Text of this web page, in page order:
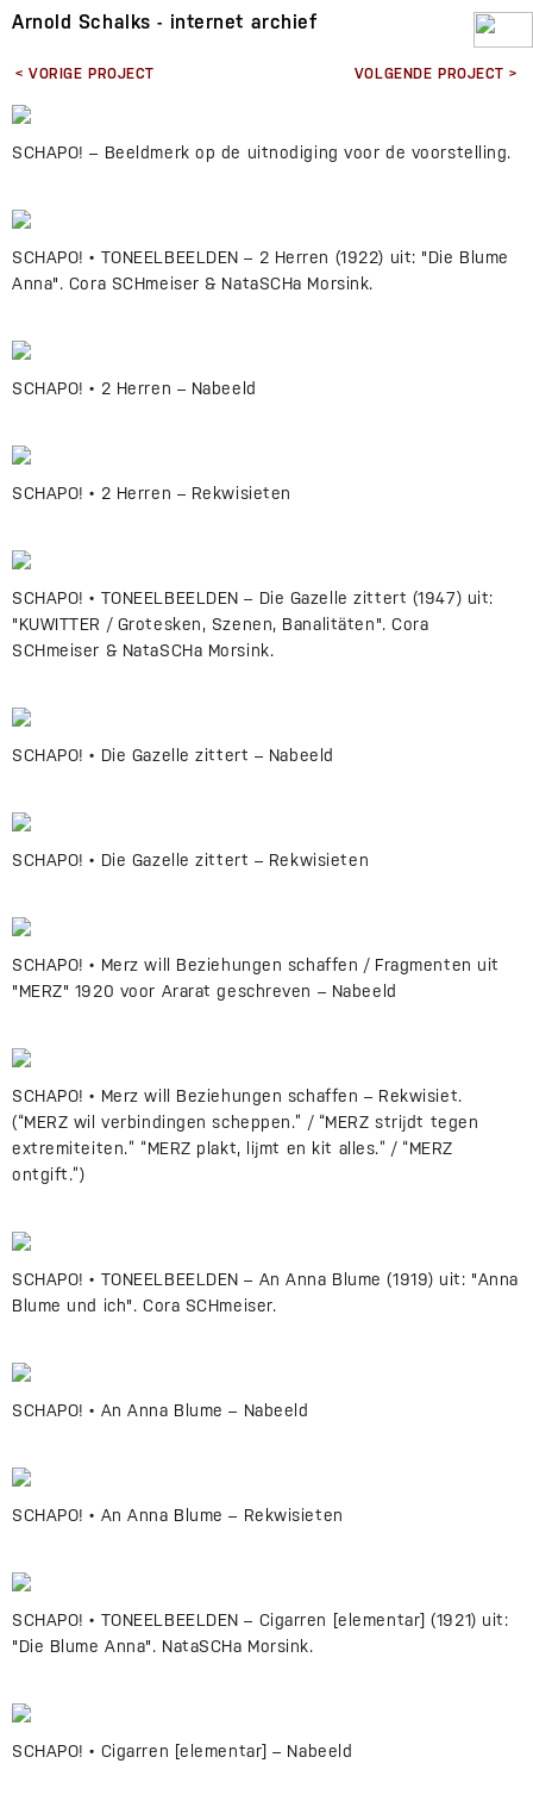
Arnold Schalks - internet archief
< VORIGE PROJECT VOLGENDE PROJECT >
SCHAPO! – Beeldmerk op de uitnodiging voor de voorstelling.
SCHAPO! • TONEELBEELDEN – 2 Herren (1922) uit: "Die Blume
Anna". Cora SCHmeiser & NataSCHa Morsink.
SCHAPO! • 2 Herren – Nabeeld
SCHAPO! • 2 Herren – Rekwisieten
SCHAPO! • TONEELBEELDEN – Die Gazelle zittert (1947) uit:
"KUWITTER / Grotesken, Szenen, Banalitäten". Cora
SCHmeiser & NataSCHa Morsink.
SCHAPO! • Die Gazelle zittert – Nabeeld
SCHAPO! • Die Gazelle zittert – Rekwisieten
SCHAPO! • Merz will Beziehungen schaffen / Fragmenten uit
"MERZ" 1920 voor Ararat geschreven – Nabeeld
SCHAPO! • Merz will Beziehungen schaffen – Rekwisiet.
(“MERZ wil verbindingen scheppen.” / “MERZ strijdt tegen
extremiteiten.” “MERZ plakt, lijmt en kit alles.” / “MERZ
ontgift.”)
SCHAPO! • TONEELBEELDEN – An Anna Blume (1919) uit: "Anna
Blume und ich". Cora SCHmeiser.
SCHAPO! • An Anna Blume – Nabeeld
SCHAPO! • An Anna Blume – Rekwisieten
SCHAPO! • TONEELBEELDEN – Cigarren [elementar] (1921) uit:
"Die Blume Anna". NataSCHa Morsink.
SCHAPO! • Cigarren [elementar] – Nabeeld